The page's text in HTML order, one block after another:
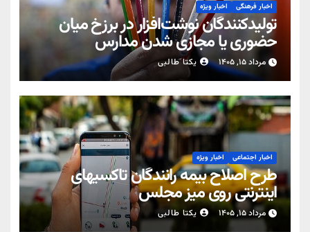
اخبار فرهنگی اخبار ویژه
تولیدکنندگان نوشت‌افزار در برزخ میان
حضوری یا مجازی شدن مدارس
مرداد ۱۵, ۱۴۰۵ یکتا طالبی
اخبار اجتماعی اخبار ویژه
طرح اصلاح بیمه رانندگان تاکسیهای
اینترنتی روی میز مجلس
مرداد ۱۵, ۱۴۰۵ یکتا طالبی